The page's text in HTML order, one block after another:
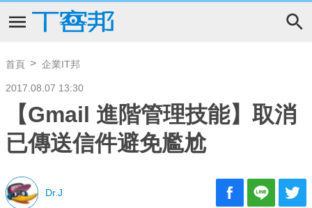
首頁 企業IT邦
2017.08.07 13:30
【Gmail 進階管理技能】取消
已傳送信件避免尷尬
Dr.J